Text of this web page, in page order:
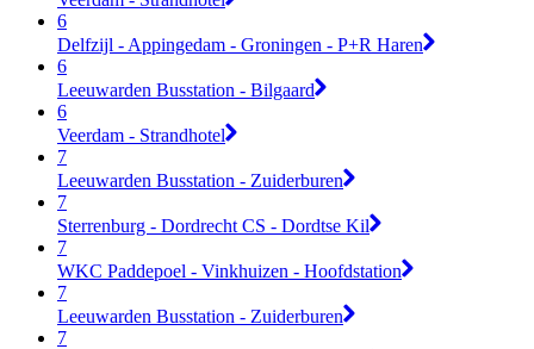
6
Delfzijl - Appingedam - Groningen - P+R Haren
6
Leeuwarden Busstation - Bilgaard
6
Veerdam - Strandhotel
7
Leeuwarden Busstation - Zuiderburen
7
Sterrenburg - Dordrecht CS - Dordtse Kil
7
WKC Paddepoel - Vinkhuizen - Hoofdstation
7
Leeuwarden Busstation - Zuiderburen
7